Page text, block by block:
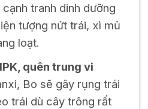
tranh dinh dưỡng
tượng nứt trái, xì mủ
loạt.
quên trung vi
Bo sẽ gây rụng trái
trái dù cây trông rất